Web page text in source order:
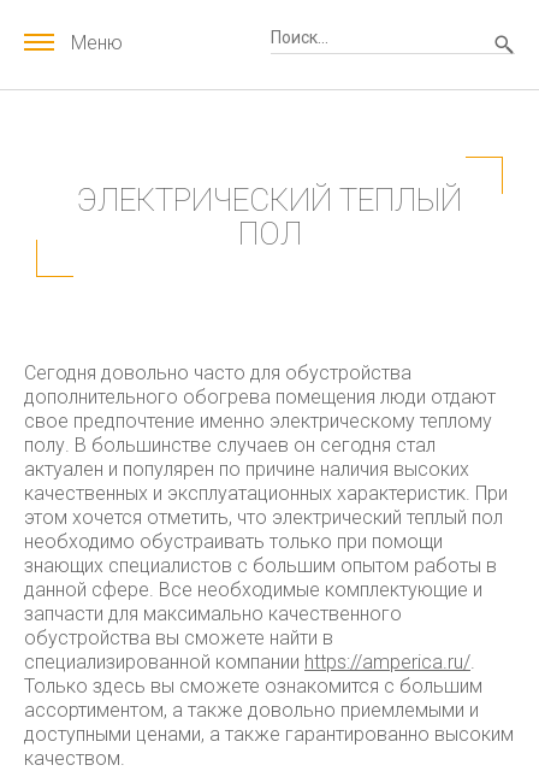
Меню
ЭЛЕКТРИЧЕСКИЙ ТЕПЛЫЙ
ПОЛ
Сегодня довольно часто для обустройства
дополнительного обогрева помещения люди отдают
свое предпочтение именно электрическому теплому
полу. В большинстве случаев он сегодня стал
актуален и популярен по причине наличия высоких
качественных и эксплуатационных характеристик. При
этом хочется отметить, что электрический теплый пол
необходимо обустраивать только при помощи
знающих специалистов с большим опытом работы в
данной сфере. Все необходимые комплектующие и
запчасти для максимально качественного
обустройства вы сможете найти в
специализированной компании https://amperica.ru/.
Только здесь вы сможете ознакомится с большим
ассортиментом, а также довольно приемлемыми и
доступными ценами, а также гарантированно высоким
качеством.